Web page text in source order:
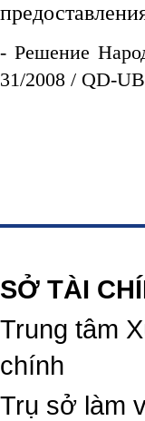
- Решение
31/2008 / QD-
SỞ TÀI
Trung tâm
chính
Trụ sở làm